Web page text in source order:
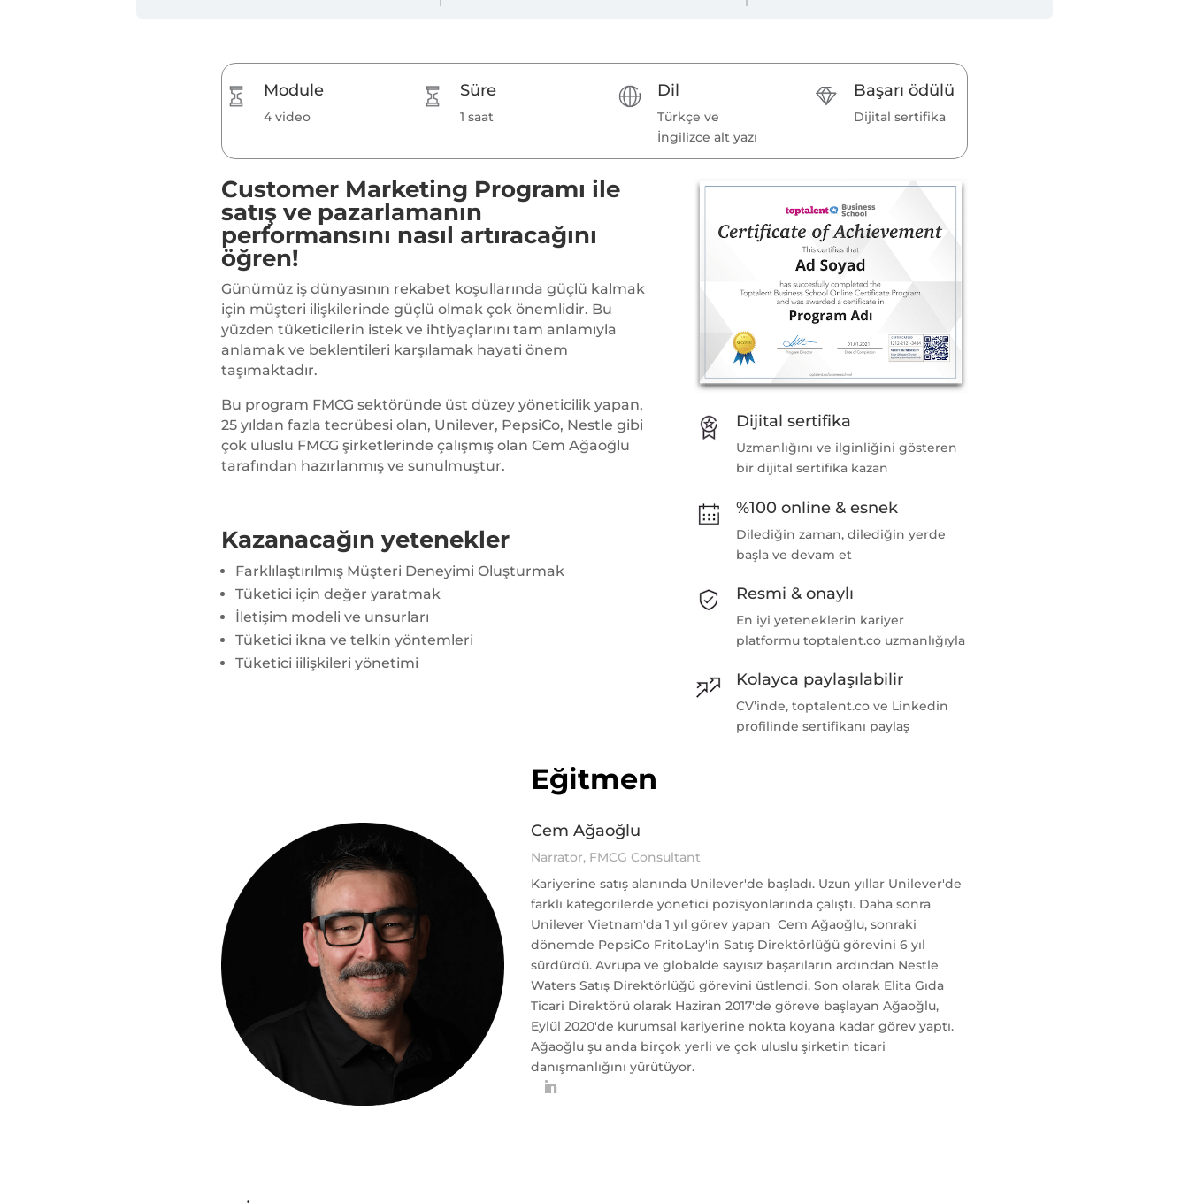
Module
4 video
Süre
1 saat
Dil
Türkçe ve
İngilizce alt yazı
Başarı ödülü
Dijital sertifika
Customer Marketing Programı ile
satış ve pazarlamanın
performansını nasıl artıracağını
öğren!
Günümüz iş dünyasının rekabet koşullarında güçlü kalmak
için müşteri ilişkilerinde güçlü olmak çok önemlidir. Bu
yüzden tüketicilerin istek ve ihtiyaçlarını tam anlamıyla
anlamak ve beklentileri karşılamak hayati önem
taşımaktadır.
Bu program FMCG sektöründe üst düzey yöneticilik yapan,
25 yıldan fazla tecrübesi olan, Unilever, PepsiCo, Nestle gibi
çok uluslu FMCG şirketlerinde çalışmış olan Cem Ağaoğlu
tarafından hazırlanmış ve sunulmuştur.
Kazanacağın yetenekler
Farklılaştırılmış Müşteri Deneyimi Oluşturmak
Tüketici için değer yaratmak
İletişim modeli ve unsurları
Tüketici ikna ve telkin yöntemleri
Tüketici iilişkileri yönetimi
Dijital sertifika
Uzmanlığını ve ilginliğini gösteren
bir dijital sertifika kazan
%100 online & esnek
Dilediğin zaman, dilediğin yerde
başla ve devam et
Resmi & onaylı
En iyi yeteneklerin kariyer
platformu toptalent.co uzmanlığıyla
Kolayca paylaşılabilir
CV’inde, toptalent.co ve Linkedin
profilinde sertifikanı paylaş
Eğitmen
Cem Ağaoğlu
Narrator, FMCG Consultant
Kariyerine satış alanında Unilever'de başladı. Uzun yıllar Unilever'de
farklı kategorilerde yönetici pozisyonlarında çalıştı. Daha sonra
Unilever Vietnam'da 1 yıl görev yapan Cem Ağaoğlu, sonraki
dönemde PepsiCo FritoLay'in Satış Direktörlüğü görevini 6 yıl
sürdürdü. Avrupa ve globalde sayısız başarıların ardından Nestle
Waters Satış Direktörlüğü görevini üstlendi. Son olarak Elita Gıda
Ticari Direktörü olarak Haziran 2017'de göreve başlayan Ağaoğlu,
Eylül 2020'de kurumsal kariyerine nokta koyana kadar görev yaptı.
Ağaoğlu şu anda birçok yerli ve çok uluslu şirketin ticari
danışmanlığını yürütüyor.